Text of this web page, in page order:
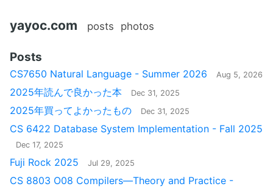
yayoc.com posts photos
Posts
CS7650 Natural Language - Summer 2026 Aug 5, 2026
2025年読んで良かった本 Dec 31, 2025
2025年買ってよかったもの Dec 31, 2025
CS 6422 Database System Implementation - Fall 2025
Dec 17, 2025
Fuji Rock 2025 Jul 29, 2025
CS 8803 O08 Compilers—Theory and Practice -